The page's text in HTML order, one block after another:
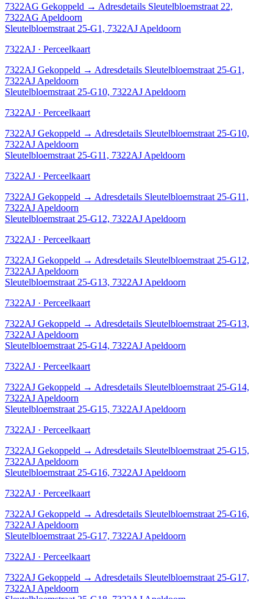
7322AG Gekoppeld → Adresdetails Sleutelbloemstraat 22,
7322AG Apeldoorn
Sleutelbloemstraat 25-G1, 7322AJ Apeldoorn
7322AJ · Perceelkaart
7322AJ Gekoppeld → Adresdetails Sleutelbloemstraat 25-G1,
7322AJ Apeldoorn
Sleutelbloemstraat 25-G10, 7322AJ Apeldoorn
7322AJ · Perceelkaart
7322AJ Gekoppeld → Adresdetails Sleutelbloemstraat 25-G10,
7322AJ Apeldoorn
Sleutelbloemstraat 25-G11, 7322AJ Apeldoorn
7322AJ · Perceelkaart
7322AJ Gekoppeld → Adresdetails Sleutelbloemstraat 25-G11,
7322AJ Apeldoorn
Sleutelbloemstraat 25-G12, 7322AJ Apeldoorn
7322AJ · Perceelkaart
7322AJ Gekoppeld → Adresdetails Sleutelbloemstraat 25-G12,
7322AJ Apeldoorn
Sleutelbloemstraat 25-G13, 7322AJ Apeldoorn
7322AJ · Perceelkaart
7322AJ Gekoppeld → Adresdetails Sleutelbloemstraat 25-G13,
7322AJ Apeldoorn
Sleutelbloemstraat 25-G14, 7322AJ Apeldoorn
7322AJ · Perceelkaart
7322AJ Gekoppeld → Adresdetails Sleutelbloemstraat 25-G14,
7322AJ Apeldoorn
Sleutelbloemstraat 25-G15, 7322AJ Apeldoorn
7322AJ · Perceelkaart
7322AJ Gekoppeld → Adresdetails Sleutelbloemstraat 25-G15,
7322AJ Apeldoorn
Sleutelbloemstraat 25-G16, 7322AJ Apeldoorn
7322AJ · Perceelkaart
7322AJ Gekoppeld → Adresdetails Sleutelbloemstraat 25-G16,
7322AJ Apeldoorn
Sleutelbloemstraat 25-G17, 7322AJ Apeldoorn
7322AJ · Perceelkaart
7322AJ Gekoppeld → Adresdetails Sleutelbloemstraat 25-G17,
7322AJ Apeldoorn